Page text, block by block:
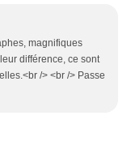
magnifiques
différence, ce sont
/> <br /> Passe